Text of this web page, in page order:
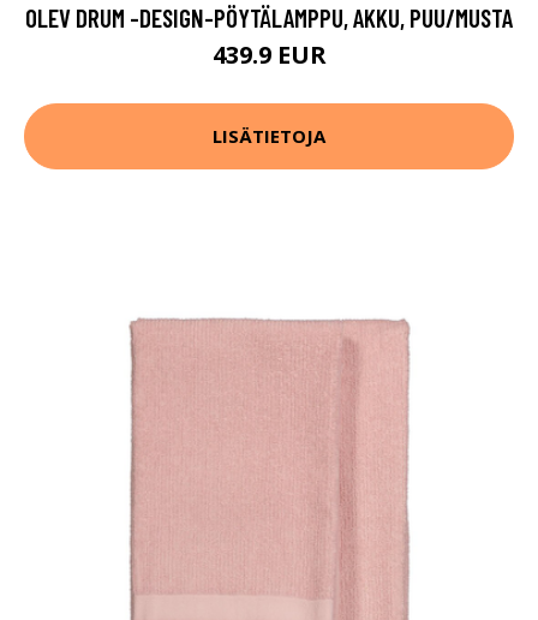
OLEV DRUM -DESIGN-PÖYTÄLAMPPU, AKKU, PUU/MUSTA
439.9 EUR
LISÄTIETOJA